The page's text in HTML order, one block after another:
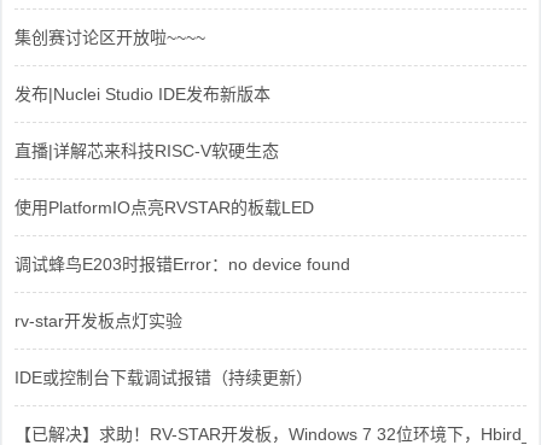
集创赛讨论区开放啦~~~~
发布|Nuclei Studio IDE发布新版本
直播|详解芯来科技RISC-V软硬生态
使用PlatformIO点亮RVSTAR的板载LED
调试蜂鸟E203时报错Error：no device found
rv-star开发板点灯实验
IDE或控制台下载调试报错（持续更新）
【已解决】求助！RV-STAR开发板，Windows 7 32位环境下，